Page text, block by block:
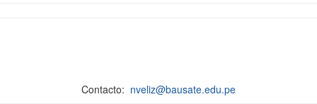
Contacto: nveliz@bausate.edu.pe